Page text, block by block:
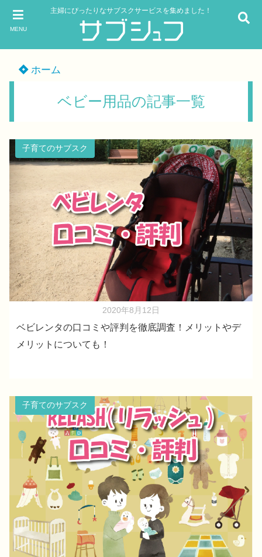
MENU
主婦にぴったりなサブスクサービスを集めました！
ホーム
ベビー用品の記事一覧
子育てのサブスク
2020年8月12日
ベビレンタの口コミや評判を徹底調査！メリットやデ
メリットについても！
子育てのサブスク